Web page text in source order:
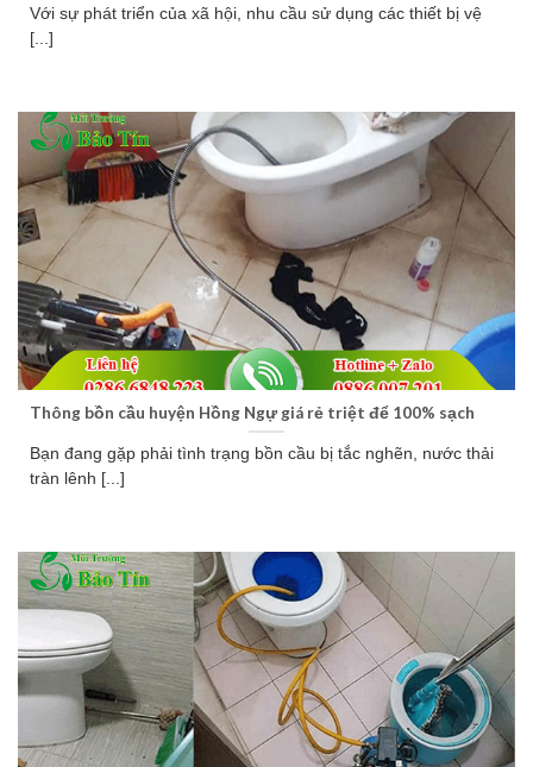
Với sự phát triển của xã hội, nhu cầu sử dụng các thiết bị vệ
[...]
Thông bồn cầu huyện Hồng Ngự giá rẻ triệt để 100% sạch
Bạn đang gặp phải tình trạng bồn cầu bị tắc nghẽn, nước thải
tràn lênh [...]